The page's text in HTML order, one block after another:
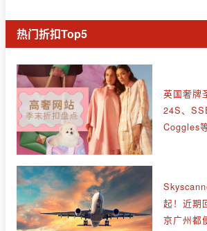
热门折扣Top5
英国奢牌
24S、
Coggles
起！近期
京广州都